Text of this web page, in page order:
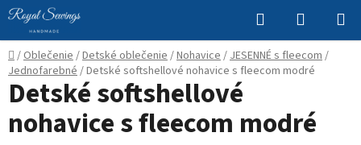
Prejsť
na
obsah
Hľadať
KOŠÍK
Domov
/Oblečenie/Detské oblečenie/Nohavice/JESENNÉ s fleecom/
Jednofarebné/Detské softshellové nohavice s fleecom modré
Detské softshellové
nohavice s fleecom modré